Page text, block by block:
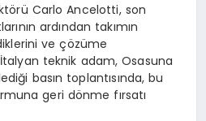
Carlo Ancelotti, son
ardından takımın
ve çözüme
İtalyan teknik adam, Osasuna
basın toplantısında, bu
geri dönme fırsatı